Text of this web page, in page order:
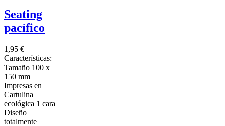
Seating
pacífico
1,95 €
Características:
Tamaño 100 x
150 mm
Impresas en
Cartulina
ecológica 1 cara
Diseño
totalmente